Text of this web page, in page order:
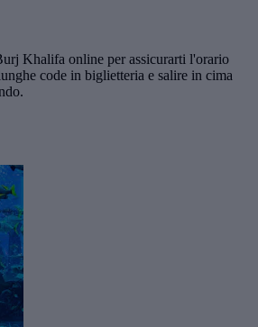
Khalifa online per assicurarti l'orario
code in biglietteria e salire in cima